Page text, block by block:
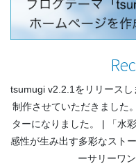
tsumugi v2.2.1をリリースし
制作させていただきました。
ターになりました。
「水
感性が生み出す多彩なスト
ーサリーワ